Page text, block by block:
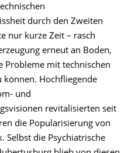
durch den Zweiten
nur kurze Zeit – rasch
erneut an Boden,
Probleme mit technischen
können. Hochfliegende
und
revitalisierten seit
die Popularisierung von
Selbst die Psychiatrische